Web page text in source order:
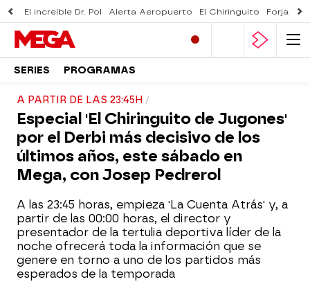
El increíble Dr. Pol Alerta Aeropuerto El Chiringuito Forjado
SERIES PROGRAMAS
A PARTIR DE LAS 23:45H
Especial 'El Chiringuito de Jugones'
por el Derbi más decisivo de los
últimos años, este sábado en
Mega, con Josep Pedrerol
A las 23:45 horas, empieza 'La Cuenta Atrás' y, a
partir de las 00:00 horas, el director y
presentador de la tertulia deportiva líder de la
noche ofrecerá toda la información que se
genere en torno a uno de los partidos más
esperados de la temporada